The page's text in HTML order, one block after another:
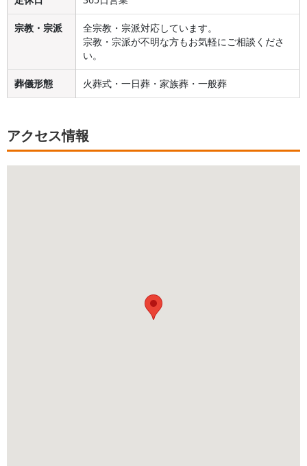
宗教・宗派
全宗教・宗派対応しています。
宗教・宗派が不明な方もお気軽にご相談くださ
い。
葬儀形態 火葬式・一日葬・家族葬・一般葬
アクセス情報